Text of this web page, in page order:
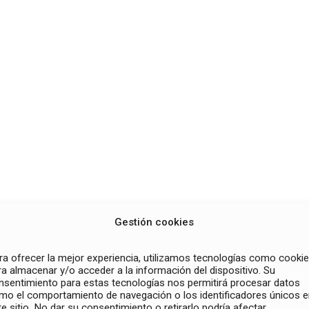
Gestión cookies
ofrecer la mejor experiencia, utilizamos tecnologías como
almacenar y/o acceder a la información del dispositivo. Su
para estas tecnologías nos permitirá procesar datos
el comportamiento de navegación o los identificadores únicos